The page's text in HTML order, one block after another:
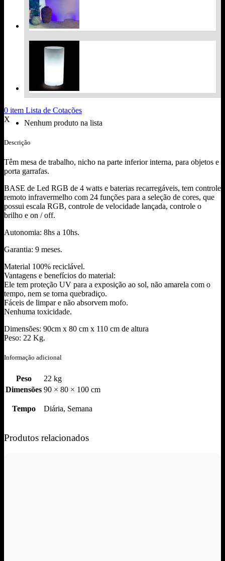
0 item Lista de Cotações
X
Nenhum produto na lista
Descrição
Têm mesa de trabalho, nicho na parte inferior interna, para objetos e
porta garrafas.
BASE de Led RGB de 4 watts e baterias recarregáveis, tem controle
remoto infravermelho com 24 funções para a seleção de cores, que
possui escala RGB, controle de velocidade lançada, controle o
brilho e on / off.
Autonomia: 8hs a 10hs.
Garantia: 9 meses.
Material 100% reciclável.
Vantagens e benefícios do material:
Ele tem proteção UV para a exposição ao sol, não amarela com o
tempo, nem se torna quebradiço.
Fáceis de limpar e não absorvem mofo.
Nenhuma toxicidade.
Dimensões: 90cm x 80 cm x 110 cm de altura
Peso: 22 Kg.
Informação adicional
Peso
22 kg
Dimensões 90 × 80 × 100 cm
Tempo Diária, Semana
Produtos relacionados